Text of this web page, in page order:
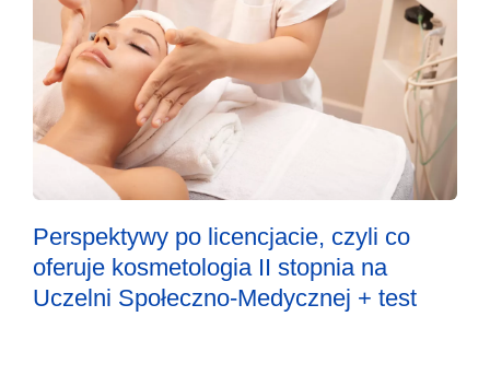
Perspektywy po licencjacie, czyli co
oferuje kosmetologia II stopnia na
Uczelni Społeczno-Medycznej + test